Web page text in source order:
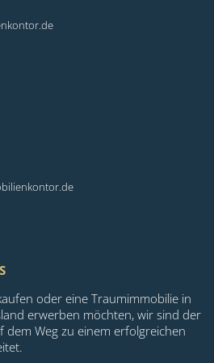
oder eine Traumimmobilie in
erwerben möchten, wir sind der
dem Weg zu einem erfolgreichen